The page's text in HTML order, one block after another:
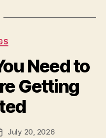
Need to
Getting
July 20, 2026